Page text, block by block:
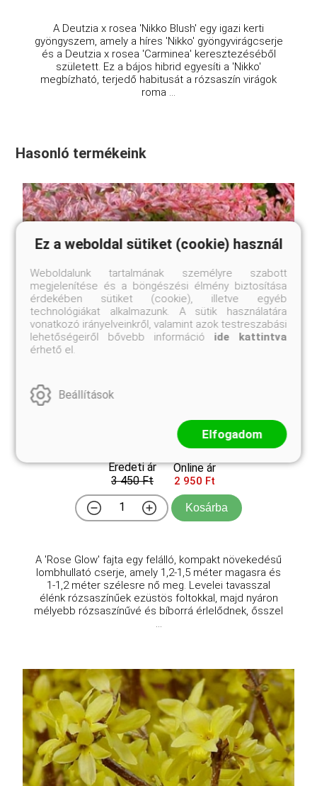
A Deutzia x rosea 'Nikko Blush' egy igazi kerti
gyöngyszem, amely a híres 'Nikko' gyöngyvirágcserje
és a Deutzia x rosea 'Carminea' keresztezéséből
született. Ez a bájos hibrid egyesíti a 'Nikko'
megbízható, terjedő habitusát a rózsaszín virágok
roma ...
Hasonló termékeink
Izzó rózsa vérborbolya
Berberis thunbergii 'Rose Glow'
Eredeti ár
3 450 Ft
Online ár
2 950 Ft
Kosárba
A 'Rose Glow' fajta egy felálló, kompakt növekedésű
lombhullató cserje, amely 1,2-1,5 méter magasra és
1-1,2 méter szélesre nő meg. Levelei tavasszal
élénk rózsaszínűek ezüstös foltokkal, majd nyáron
mélyebb rózsaszínűvé és bíborrá érlelődnek, ősszel
...
Ez a weboldal sütiket (cookie) használ
Weboldalunk tartalmának személyre szabott
megjelenítése és a böngészési élmény biztosítása
érdekében sütiket (cookie), illetve egyéb
technológiákat alkalmazunk. A sütik használatára
vonatkozó irányelveinkről, valamint azok testreszabási
lehetőségeiről bővebb információ ide kattintva
érhető el.
Beállítások
Elfogadom